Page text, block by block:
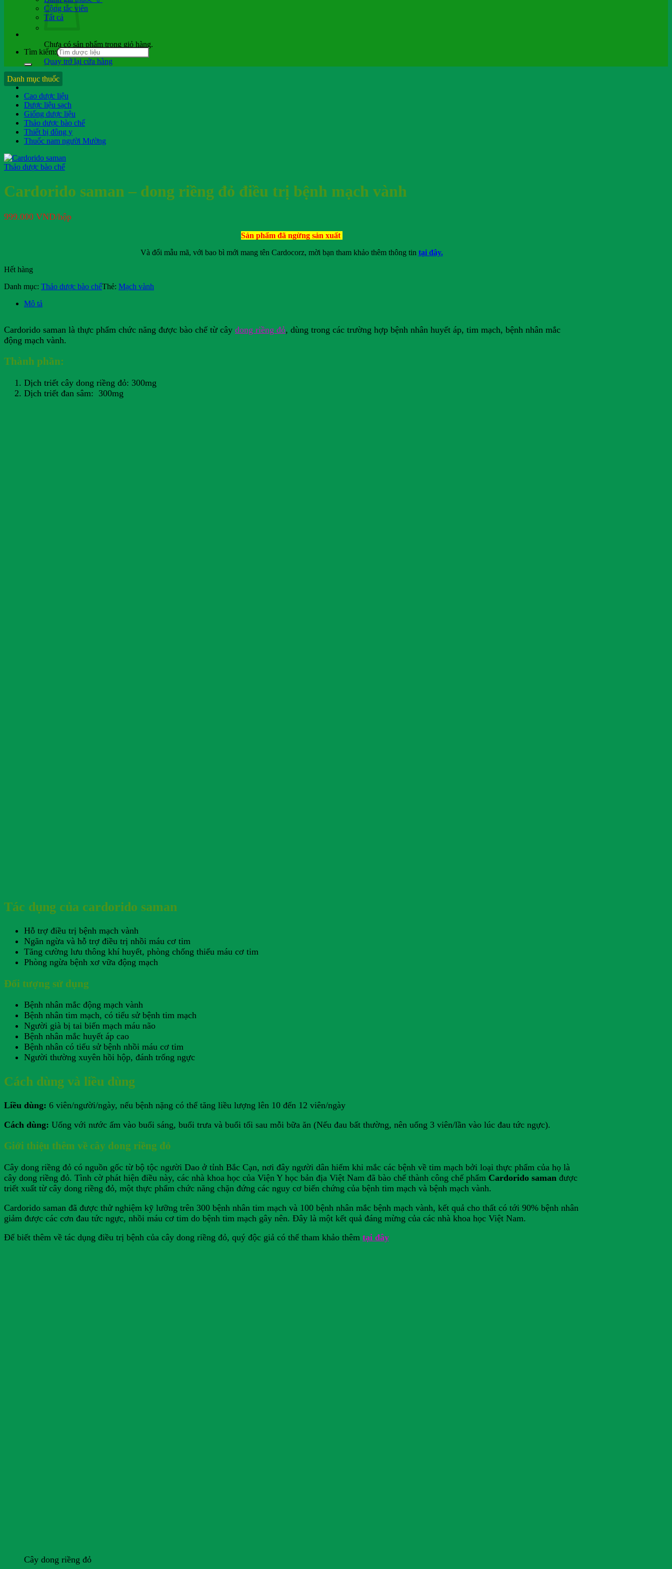
Chưa có sản phẩm trong giỏ hàng.
Quay trở lại cửa hàng
Hỏi b.sĩ
Cộng tác viên
Tất cả
Tìm kiếm:
Danh mục thuốc
Cao dược liệu
Dược liệu sạch
Giống dược liệu
Thảo dược bào chế
Thiết bị đông y
Thuốc nam người Mường
Thảo dược bào chế
Cardorido saman – dong riềng đỏ điều trị bệnh mạch vành
999.000 VND/hộp
Sản phẩm đã ngừng sản xuất
Và đổi mẫu mã, với bao bì mới mang tên Cardocorz, mời bạn tham khảo thêm thông tin tại đây.
Hết hàng
Danh mục: Thảo dược bào chếThẻ: Mạch vành
Mô tả
Cardorido saman là thực phẩm chức năng được bào chế từ cây dong riềng đỏ, dùng trong các trường hợp bệnh nhân huyết áp, tim mạch, bệnh nhân mắc
động mạch vành.
Thành phần:
Dịch triết cây dong riềng đỏ: 300mg
Dịch triết đan sâm: 300mg
Tác dụng của cardorido saman
Hỗ trợ điều trị bệnh mạch vành
Ngăn ngừa và hỗ trợ điều trị nhồi máu cơ tim
Tăng cường lưu thông khí huyết, phòng chống thiếu máu cơ tim
Phòng ngừa bệnh xơ vữa động mạch
Đối tượng sử dụng
Bệnh nhân mắc động mạch vành
Bệnh nhân tim mạch, có tiểu sử bệnh tim mạch
Người già bị tai biến mạch máu não
Bệnh nhân mắc huyết áp cao
Bệnh nhân có tiểu sử bệnh nhồi máu cơ tim
Người thường xuyên hồi hộp, đánh trống ngực
Cách dùng và liều dùng
Liều dùng: 6 viên/người/ngày, nếu bệnh nặng có thể tăng liều lượng lên 10 đến 12 viên/ngày
Cách dùng: Uống với nước ấm vào buổi sáng, buổi trưa và buổi tối sau mỗi bữa ăn (Nếu đau bất thường, nên uống 3 viên/lần vào lúc đau tức ngực).
Giới thiệu thêm về cây dong riềng đỏ
Cây dong riềng đỏ có nguồn gốc từ bộ tộc người Dao ở tỉnh Bắc Cạn, nơi đây người dân hiếm khi mắc các bệnh về tim mạch bởi loại thực phẩm của họ là
cây dong riềng đỏ. Tình cờ phát hiện điều này, các nhà khoa học của Viện Y học bản địa Việt Nam đã bào chế thành công chế phẩm Cardorido saman được
triết xuất từ cây dong riềng đỏ, một thực phẩm chức năng chặn đứng các nguy cơ biến chứng của bệnh tim mạch và bệnh mạch vành.
Cardorido saman đã được thử nghiệm kỹ lưỡng trên 300 bệnh nhân tim mạch và 100 bệnh nhân mắc bệnh mạch vành, kết quả cho thất có tới 90% bệnh nhân
giảm được các cơn đau tức ngực, nhồi máu cơ tim do bệnh tim mạch gây nên. Đây là một kết quả đáng mừng của các nhà khoa học Việt Nam.
Để biết thêm về tác dụng điều trị bệnh của cây dong riềng đỏ, quý độc giả có thể tham khảo thêm tại đây
Cây dong riềng đỏ